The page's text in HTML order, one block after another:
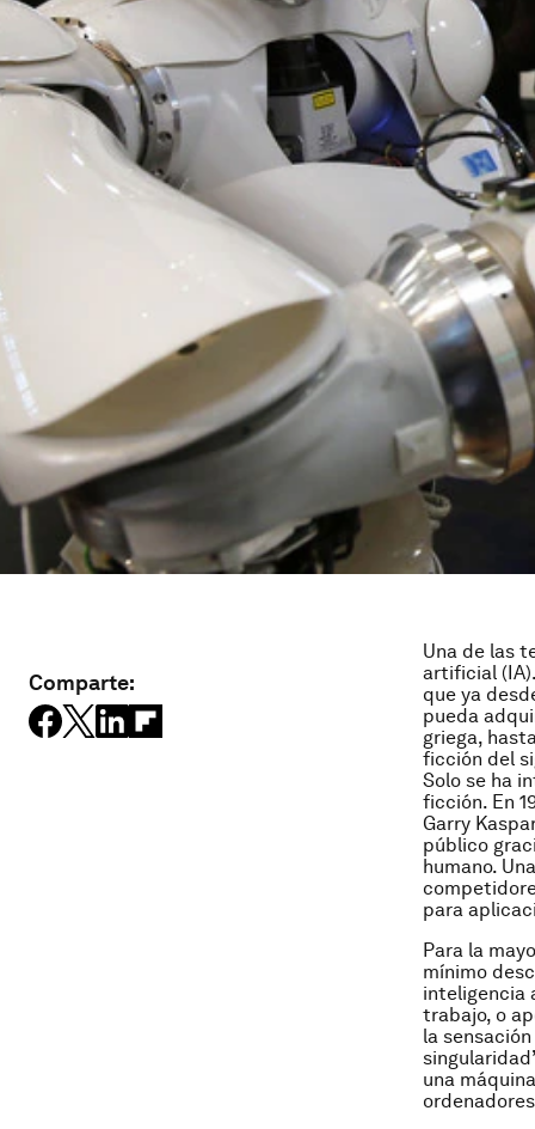
Comparte:
Una de las
artificial
que ya
pueda
griega,
ficción del
Solo se ha
ficción. En
Garry
público
humano.
para
Para la
mínimo
inteligencia
trabajo, o
la
una